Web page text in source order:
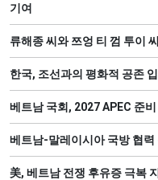
기여
류해종 씨와 쯔엉 티 껌 투이
한국, 조선과의 평화적 공존
베트남 국회, 2027 APEC 준
베트남-말레이시아 국방 협력
美, 베트남 전쟁 후유증 극복